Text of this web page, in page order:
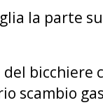
la parte
bicchiere
scambio